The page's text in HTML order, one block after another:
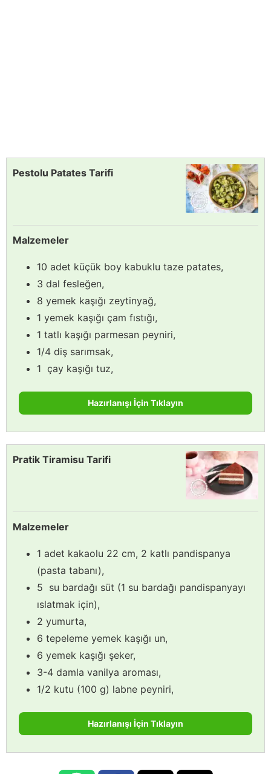
Pestolu Patates Tarifi
Malzemeler
10 adet küçük boy kabuklu taze patates,
3 dal fesleğen,
8 yemek kaşığı zeytinyağ,
1 yemek kaşığı çam fıstığı,
1 tatlı kaşığı parmesan peyniri,
1/4 diş sarımsak,
1 çay kaşığı tuz,
Hazırlanışı İçin Tıklayın
Pratik Tiramisu Tarifi
Malzemeler
1 adet kakaolu 22 cm, 2 katlı pandispanya
(pasta tabanı),
5 su bardağı süt (1 su bardağı pandispanyayı
ıslatmak için),
2 yumurta,
6 tepeleme yemek kaşığı un,
6 yemek kaşığı şeker,
3-4 damla vanilya aroması,
1/2 kutu (100 g) labne peyniri,
Hazırlanışı İçin Tıklayın